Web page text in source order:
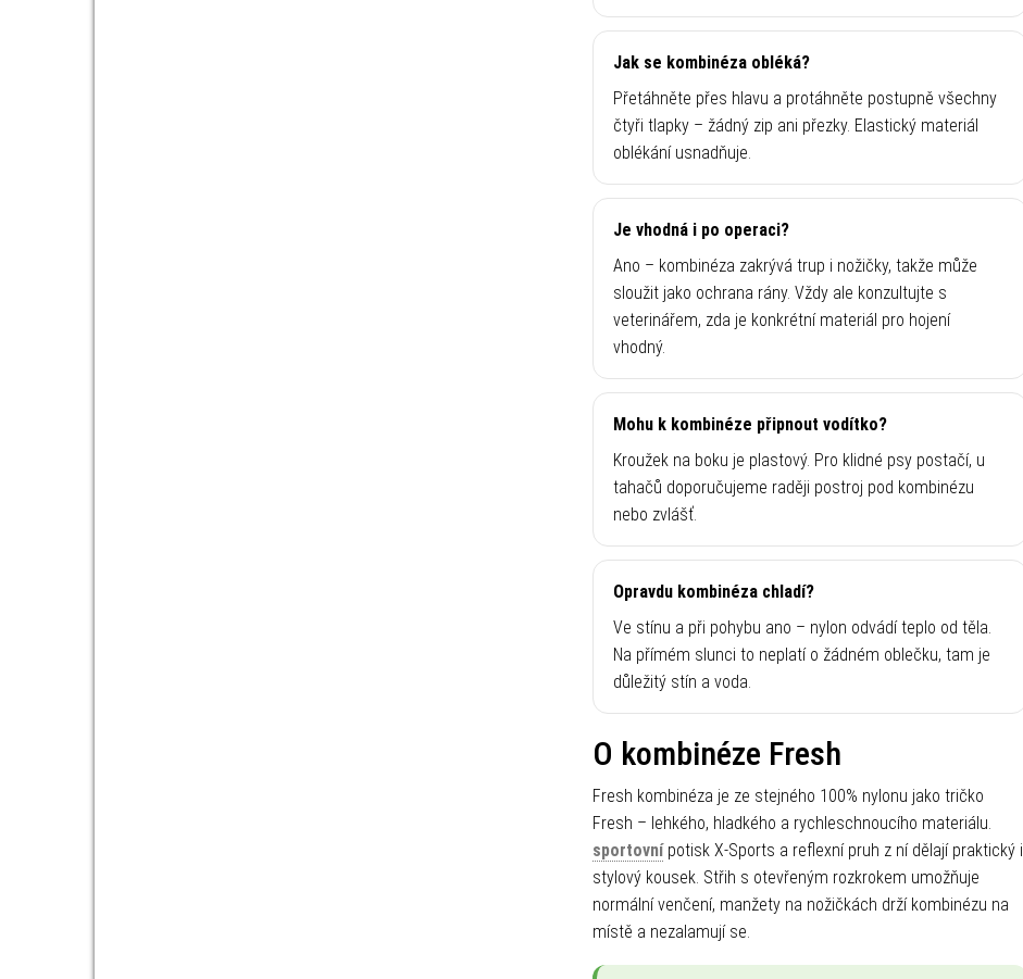
Jak se kombinéza obléká?
Přetáhněte přes hlavu a protáhněte postupně všechny
čtyři tlapky – žádný zip ani přezky. Elastický materiál
oblékání usnadňuje.
Je vhodná i po operaci?
Ano – kombinéza zakrývá trup i nožičky, takže může
sloužit jako ochrana rány. Vždy ale konzultujte s
veterinářem, zda je konkrétní materiál pro hojení
vhodný.
Mohu k kombinéze připnout vodítko?
Kroužek na boku je plastový. Pro klidné psy postačí, u
tahačů doporučujeme raději postroj pod kombinézu
nebo zvlášť.
Opravdu kombinéza chladí?
Ve stínu a při pohybu ano – nylon odvádí teplo od těla.
Na přímém slunci to neplatí o žádném oblečku, tam je
důležitý stín a voda.
O kombinéze Fresh
Fresh kombinéza je ze stejného 100% nylonu jako tričko
Fresh – lehkého, hladkého a rychleschnoucího materiálu.
sportovnípotisk X-Sports a reflexní pruh z ní dělají praktický i
stylový kousek. Střih s otevřeným rozkrokem umožňuje
normální venčení, manžety na nožičkách drží kombinézu na
místě a nezalamují se.